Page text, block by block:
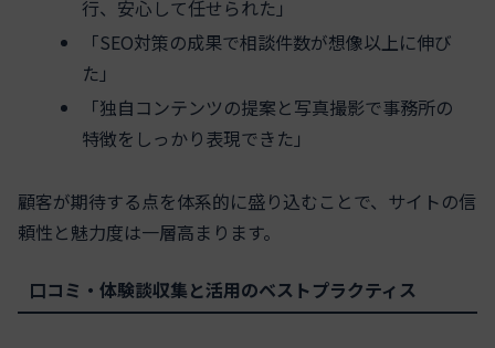
行、安心して任せられた」
「SEO対策の成果で相談件数が想像以上に伸び
た」
「独自コンテンツの提案と写真撮影で事務所の
特徴をしっかり表現できた」
顧客が期待する点を体系的に盛り込むことで、サイトの信
頼性と魅力度は一層高まります。
口コミ・体験談収集と活用のベストプラクティス